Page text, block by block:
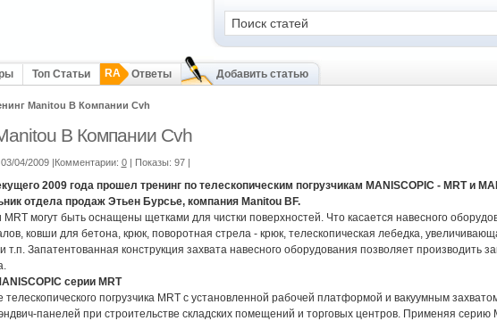
Топ Статьи RA Ответы Добавить статью
Manitou В Компании Cvh
В Компании Cvh
04/2009 |Комментарии: 0 | Показы: 97 |
2009 года прошел тренинг по телескопическим погрузчикам MANISCOPIC - MRT и
отдела продаж Этьен Бурсье, компания Manitou BF.
могут быть оснащены щетками для чистки поверхностей. Что касается навесного
ковши для бетона, крюк, поворотная стрела - крюк, телескопическая лебедка,
т.п. Запатентованная конструкция захвата навесного оборудования позволяет производить
серии MRT
телескопического погрузчика MRT с установленной рабочей платформой и вакуумным
панелей при строительстве складских помещений и торговых центров. Применяя